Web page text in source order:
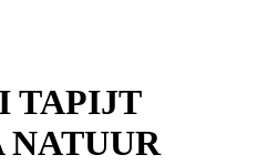
TAPIJT